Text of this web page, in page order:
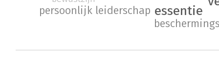
essentie
persoonlijk leiderschap